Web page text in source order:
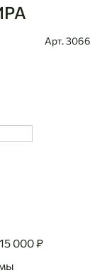
Арт. 3066
000 ₽